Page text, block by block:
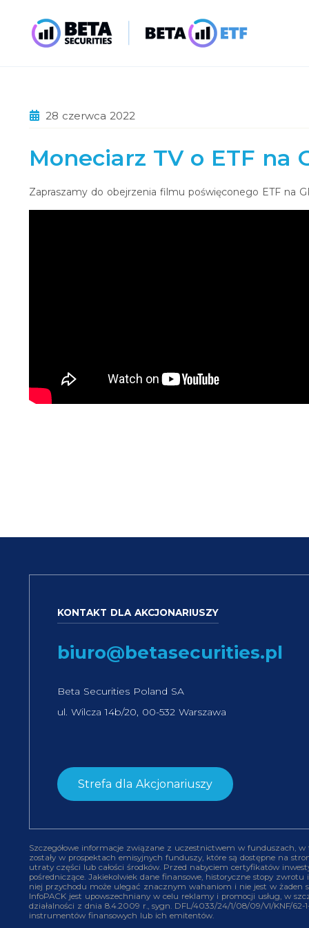
28 czerwca 2022
Moneciarz TV o ETF na
Zapraszamy do obejrzenia filmu poświęconego ETF na
KONTAKT DLA AKCJONARIUSZY
biuro@betasecurities.pl
Beta Securities Poland SA
ul. Wilcza 14b/20, 00-532 Warszawa
Strefa dla Akcjonariuszy
Szczegółowe informacje związane z uczestnictwem w funduszach,
zostały w prospektach emisyjnych funduszy, które są dostępne na
utraty części lub całości środków. Przed nabyciem certyfikatów
pośredniczące. Jakiekolwiek dane finansowe, historyczne stopy
niej przychodu może ulegać znacznym wahaniom i nie jest w żaden
InfoPACK jest upowszechniany w celu reklamy i promocji usług, w
działalności z dnia 8.4.2009 r., sygn. DFL/4033/24/1/08/09/VI/KNF/
instrumentów finansowych lub ich emitentów.